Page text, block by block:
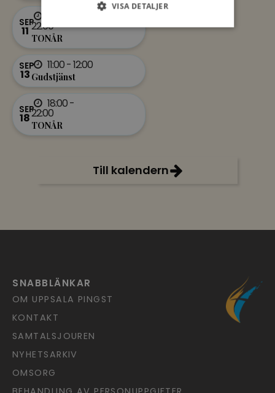
SEP
11
TONÅR
22:00
SEP
13 Gudstjänst
11:00 - 12:00
SEP
18
TONÅR
18:00 -
22:00
Till kalendern
SNABBLÄNKAR
OM UPPSALA PINGST
KONTAKT
SAMTALSJOUREN
NYHETSARKIV
OMSORG
VISA DETALJER